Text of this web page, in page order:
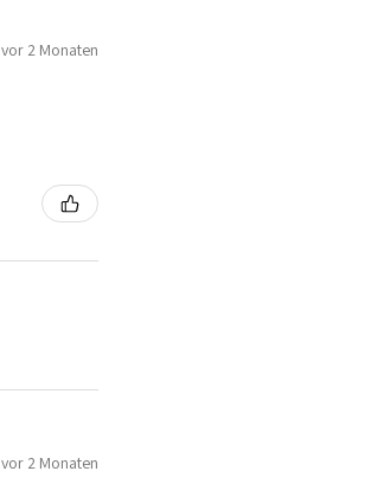
vor 2 Monaten
vor 2 Monaten